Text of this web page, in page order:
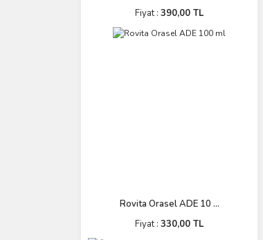
Fiyat : 390,00 TL
Rovita Orasel ADE 10 ...
Fiyat : 330,00 TL